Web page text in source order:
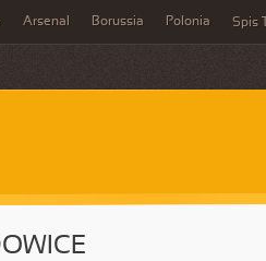
Arsenal Borussia Polonia Spis